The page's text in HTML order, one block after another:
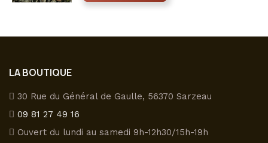
produit
plusieurs
peuvent
choisies
LA BOUTIQUE
30 Rue du Général de Gaulle, 56370 Sarzeau
09 81 27 49 16
Ouvert du lundi au samedi 9h-12h30/15h-19h